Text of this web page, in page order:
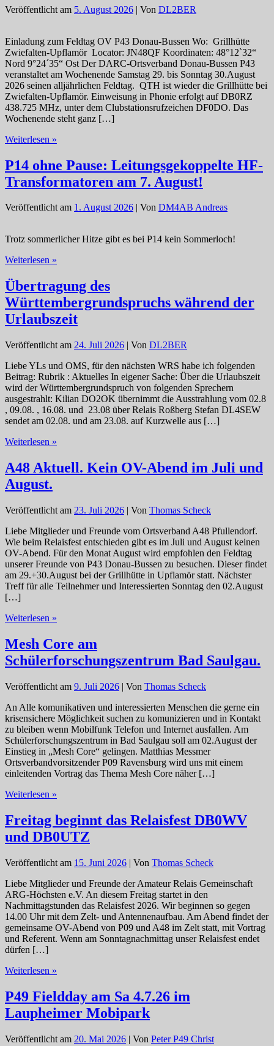
Bad
Saulgau.
Veröffentlicht am 5. August 2026 | Von DL2BER
Einladung zum Feldtag OV P43 Donau-Bussen Wo: Grillhütte
Zwiefalten-Upflamör Locator: JN48QF Koordinaten: 48°12`32“
Nord 9°24´35“ Ost Der DARC-Ortsverband Donau-Bussen P43
veranstaltet am Wochenende Samstag 29. bis Sonntag 30.August
2026 seinen alljährlichen Feldtag. QTH ist wieder die Grillhütte bei
Zwiefalten-Upflamör. Einweisung in Phonie erfolgt auf DB0RZ
438.725 MHz, unter dem Clubstationsrufzeichen DF0DO. Das
Wochenende steht ganz […]
Weiterlesen »
P43
Feldtag
2026
Upflamör
P14 ohne Pause: Leitungsgekoppelte HF-
Transformatoren am 7. August!
Veröffentlicht am 1. August 2026 | Von DM4AB Andreas
Trotz sommerlicher Hitze gibt es bei P14 kein Sommerloch!
Weiterlesen »
Pause:
Leitungsgekoppelte
HF-
Transformatoren
am
August!
Übertragung des
Württembergrundspruchs während der
Urlaubszeit
Veröffentlicht am 24. Juli 2026 | Von DL2BER
Liebe YLs und OMS, für den nächsten WRS habe ich folgenden
Beitrag: Rubrik : Aktuelles In eigener Sache: Über die Urlaubszeit
wird der Württembergrundspruch von folgenden Sprechern
ausgestrahlt: Kilian DO2OK übernimmt die Ausstrahlung vom 02.8
, 09.08. , 16.08. und 23.08 über Relais Roßberg Stefan DL4SEW
sendet am 02.08. und am 23.08. auf Kurzwelle aus […]
Weiterlesen »
Württembergrundspruchs
während
A48 Aktuell. Kein OV-Abend im Juli und
August.
Veröffentlicht am 23. Juli 2026 | Von Thomas Scheck
Liebe Mitglieder und Freunde vom Ortsverband A48 Pfullendorf.
Wie beim Relaisfest entschieden gibt es im Juli und August keinen
OV-Abend. Für den Monat August wird empfohlen den Feldtag
unserer Freunde von P43 Donau-Bussen zu besuchen. Dieser findet
am 29.+30.August bei der Grillhütte in Upflamör statt. Nächster
Treff für alle Teilnehmer und Interessierten Sonntag den 02.August
[…]
Weiterlesen »
OV-
Abend
Juli
August.
Mesh Core am
Schülerforschungszentrum Bad Saulgau.
Veröffentlicht am 9. Juli 2026 | Von Thomas Scheck
An Alle komunikativen und interessierten Menschen die gerne ein
krisensichere Möglichkeit suchen zu komunizieren und in Kontakt
zu bleiben wenn Mobilfunk Telefon und Internet ausfallen. Am
Schülerforschungszentrum in Bad Saulgau soll am 02.August der
Einstieg in „Mesh Core“ gelingen. Matthias Messmer
Ortsverbandvorsitzender P09 Ravensburg wird uns mit einem
einleitenden Vortrag das Thema Mesh Core näher […]
Weiterlesen »
am
Schülerforschungszentrum
Bad
Freitag beginnt das Relaisfest DB0WV
und DB0UTZ
Veröffentlicht am 15. Juni 2026 | Von Thomas Scheck
Liebe Mitglieder und Freunde der Amateur Relais Gemeinschaft
ARG-Höchsten e.V. An diesem Freitag startet in den
Nachmittagstunden das Relaisfest 2026. Wir beginnen so gegen
14.00 Uhr mit dem Zelt- und Antennenaufbau. Am Abend findet der
gemeinsame OV-Abend von P09 und A48 im Zelt statt, mit Vortrag
und Referent. Wenn am Sonntagnachmittag unser Relaisfest endet
dürfen […]
Weiterlesen »
das
Relaisfest
DB0WV
DB0UTZ
P49 Fieldday am Sa 4.7.26 im
Laupheimer Mobipark
Veröffentlicht am 20. Mai 2026 | Von Peter P49 Christ